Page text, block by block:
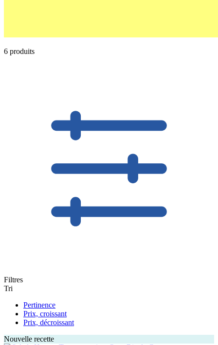
6 produits
Filtres
Tri
Pertinence
Prix, croissant
Prix, décroissant
Nouvelle recette